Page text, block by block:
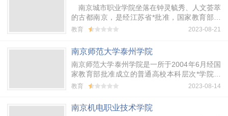
南京城市职业学院坐落在钟灵毓秀、人文荟萃
的古都南京，是经江苏省*批准，国家教育部备
案，*建制的普通高等职业院校。
教育 2023-08-21
南京师范大学泰州学院
南京师范大学泰州学院是一所于2004年6月经国
家教育部批准成立的普通高校本科层次*学院，
由南京师范大学和泰州高教投资发展有限公司共
教育 2023-08-14
南京机电职业技术学院